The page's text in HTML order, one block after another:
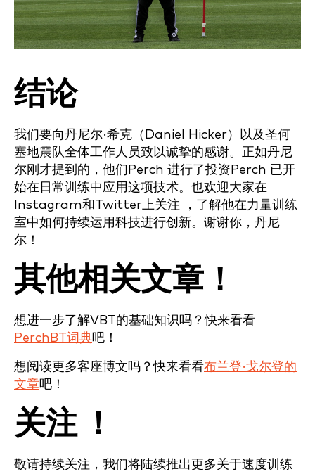
结论
我们要向丹尼尔·希克（Daniel Hicker）以及圣何
塞地震队全体工作人员致以诚挚的感谢。正如丹尼
尔刚才提到的，他们Perch 进行了投资Perch 已开
始在日常训练中应用这项技术。也欢迎大家在
Instagram和Twitter上关注 ，了解他在力量训练
室中如何持续运用科技进行创新。谢谢你，丹尼
尔！
其他相关文章！
想进一步了解VBT的基础知识吗？快来看看
PerchBT词典吧！
想阅读更多客座博文吗？快来看看布兰登·戈尔登的
文章吧！
关注 ！
敬请持续关注，我们将陆续推出更多关于速度训练